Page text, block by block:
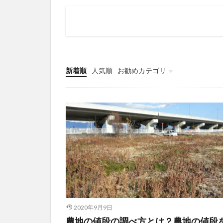
新着順 人気順
お勧めカテゴリ
Uncategorized
2020年9月9日